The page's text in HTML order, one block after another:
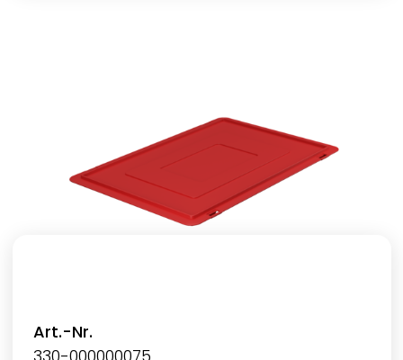
Art.-Nr.